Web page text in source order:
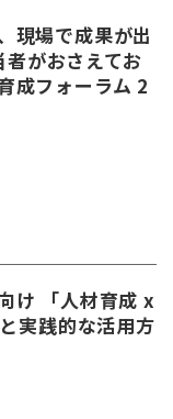
現場で成果が出
がおさえてお
成フォーラム 2
け 「人材育成 x
実践的な活用方